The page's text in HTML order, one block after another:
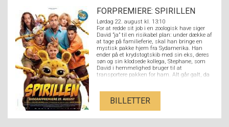
FORPREMIERE: SPIRILLEN
Lørdag 22. august kl. 13:10
For at redde sit job i en zoologisk have siger
David ”ja” til en risikabel plan: under dække af
at tage på familieferie, skal han bringe en
mystisk pakke hjem fra Sydamerika. Han
ender på et krydstogtskib med sin eks, deres
søn og sin klodsede kollega, Stephane, som
David i hemmelighed bruger til at
transportere pakken for ham. Alt går galt, da
og deres tur forvandles til et fuldstændigt
BILLETTER